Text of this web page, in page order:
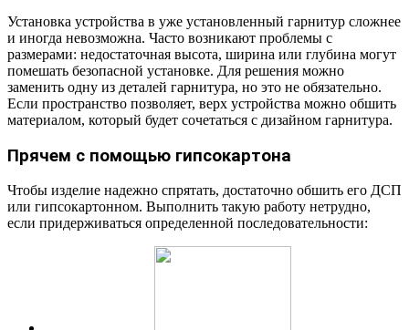
Установка устройства в уже установленный гарнитур сложнее
и иногда невозможна. Часто возникают проблемы с
размерами: недостаточная высота, ширина или глубина могут
помешать безопасной установке. Для решения можно
заменить одну из деталей гарнитура, но это не обязательно.
Если пространство позволяет, верх устройства можно обшить
материалом, который будет сочетаться с дизайном гарнитура.
Прячем с помощью гипсокартона
Чтобы изделие надежно спрятать, достаточно обшить его ДСП
или гипсокартонном. Выполнить такую работу нетрудно,
если придерживаться определенной последовательности: